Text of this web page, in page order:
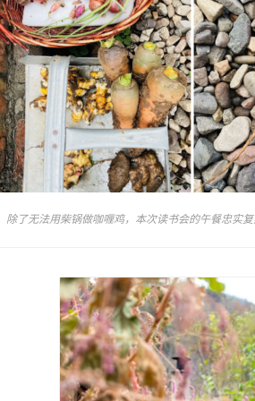
除了无法用柴锅做咖喱鸡，本次读书会的午餐忠实